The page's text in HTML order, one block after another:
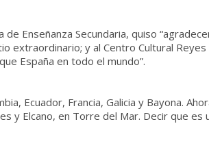
Enseñanza Secundaria, quiso
extraordinario; y al Centro Cultural
España en todo el mundo”.
Ecuador, Francia, Galicia y Bayona.
y Elcano, en Torre del Mar. Decir que